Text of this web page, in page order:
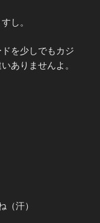
し。
を少しでもカジ
ありませんよ。
（汗）